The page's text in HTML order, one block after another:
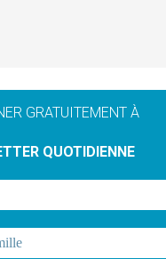
GRATUITEMENT À
QUOTIDIENNE